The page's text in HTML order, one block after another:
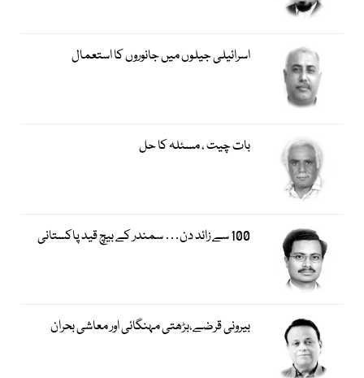
اسرائیلی جیلوں میں جانوروں کا استعمال
بات چیت ، مسئلہ کا حل
100 سے زائد دن… سمندر کے بیچ قید پاکستانی
بیرونی قرضے،بڑھتی مہنگائی اور معاشی بحران